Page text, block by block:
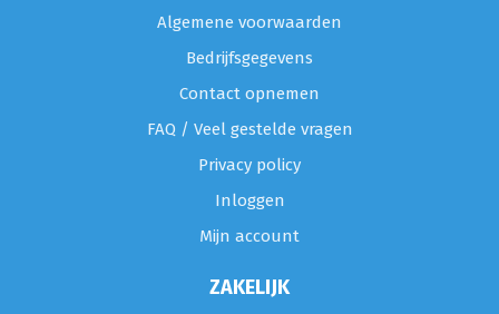
Algemene voorwaarden
Bedrijfsgegevens
Contact opnemen
FAQ / Veel gestelde vragen
Privacy policy
Inloggen
Mijn account
ZAKELIJK